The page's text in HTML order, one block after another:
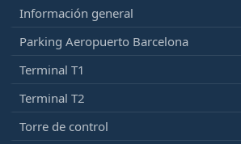
Información general
Parking Aeropuerto Barcelona
Terminal T1
Terminal T2
Torre de control